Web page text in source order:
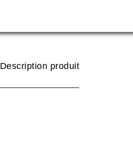
Description produit